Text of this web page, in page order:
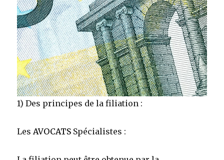
1) Des principes de la filiation :
LesAVOCATS Spécialistes :